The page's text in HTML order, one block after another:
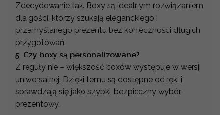
Zdecydowanie tak. Boxy są idealnym rozwiązaniem
dla gości, którzy szukają eleganckiego i
przemyślanego prezentu bez konieczności długich
przygotowań.
5. Czy boxy są personalizowane?
Z reguły nie – większość boxów występuje w wersji
uniwersalnej. Dzięki temu są dostępne od ręki i
sprawdzają się jako szybki, bezpieczny wybór
prezentowy.